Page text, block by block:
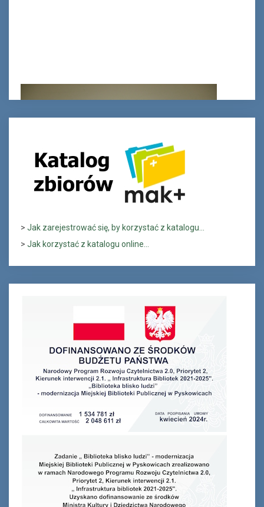
Ferie_2017_ODD_1.JPG
> Jak zarejestrować się, by korzystać z katalogu...
> Jak korzystać z katalogu online...